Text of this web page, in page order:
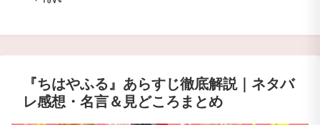
『ちはやふる』あらすじ徹底解説｜ネタバ
レ感想・名言＆見どころまとめ